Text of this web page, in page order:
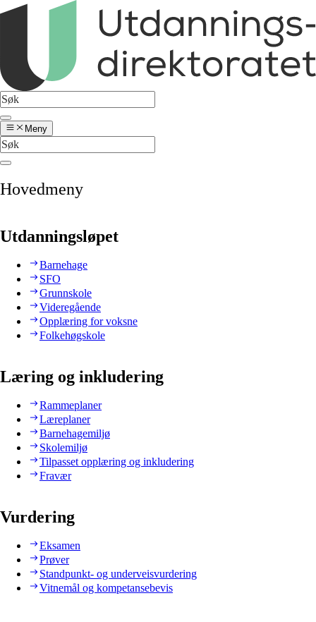
Meny
Hovedmeny
Utdanningsløpet
Barnehage
SFO
Grunnskole
Videregående
Opplæring for voksne
Folkehøgskole
Læring og inkludering
Rammeplaner
Læreplaner
Barnehagemiljø
Skolemiljø
Tilpasset opplæring og inkludering
Fravær
Vurdering
Eksamen
Prøver
Standpunkt- og underveisvurdering
Vitnemål og kompetansebevis